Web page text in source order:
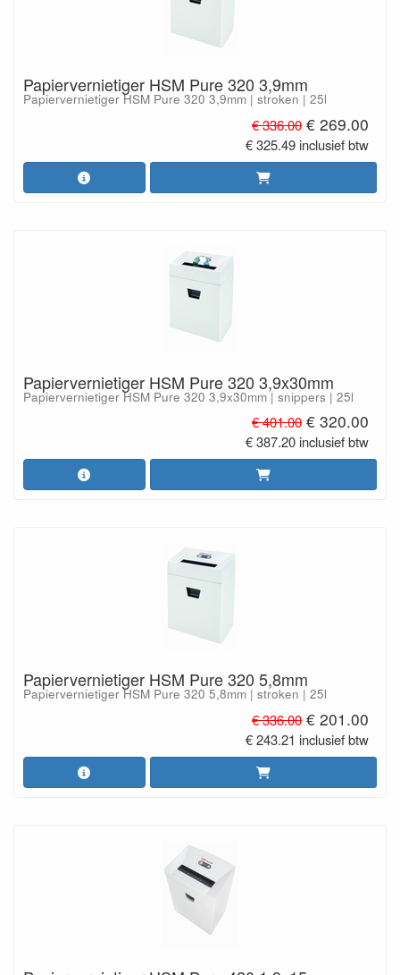
Papiervernietiger HSM Pure 320 3,9mm
Papiervernietiger HSM Pure 320 3,9mm | stroken | 25l
€ 336.00 € 269.00
€ 325.49 inclusief btw
Papiervernietiger HSM Pure 320 3,9x30mm
Papiervernietiger HSM Pure 320 3,9x30mm | snippers | 25l
€ 401.00 € 320.00
€ 387.20 inclusief btw
Papiervernietiger HSM Pure 320 5,8mm
Papiervernietiger HSM Pure 320 5,8mm | stroken | 25l
€ 336.00 € 201.00
€ 243.21 inclusief btw